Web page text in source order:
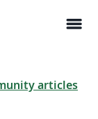
menu
articles